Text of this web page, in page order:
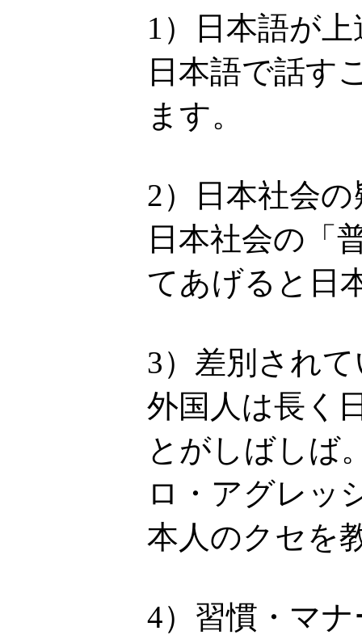
1）日本語が
日本語で話す
ます。
2）日本社会
日本社会の「
てあげると日
3）差別され
外国人は長く
とがしばしば
ロ・アグレッ
本人のクセを
4）習慣・マ